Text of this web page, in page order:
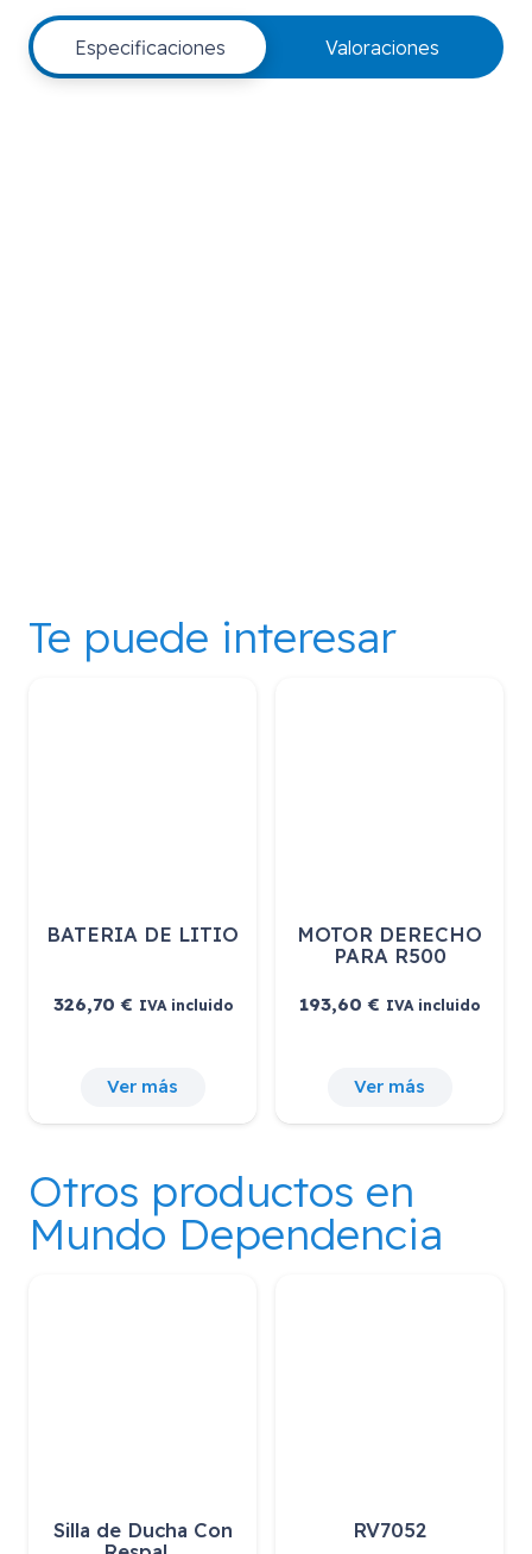
Especificaciones Valoraciones
Te puede interesar
DE LITIO
IVA incluido
BATERIA DE LITIO
326,70€ IVA incluido
MOTOR
PARA
193,60€
Otros productos en
Mundo Dependencia
de Ducha Con